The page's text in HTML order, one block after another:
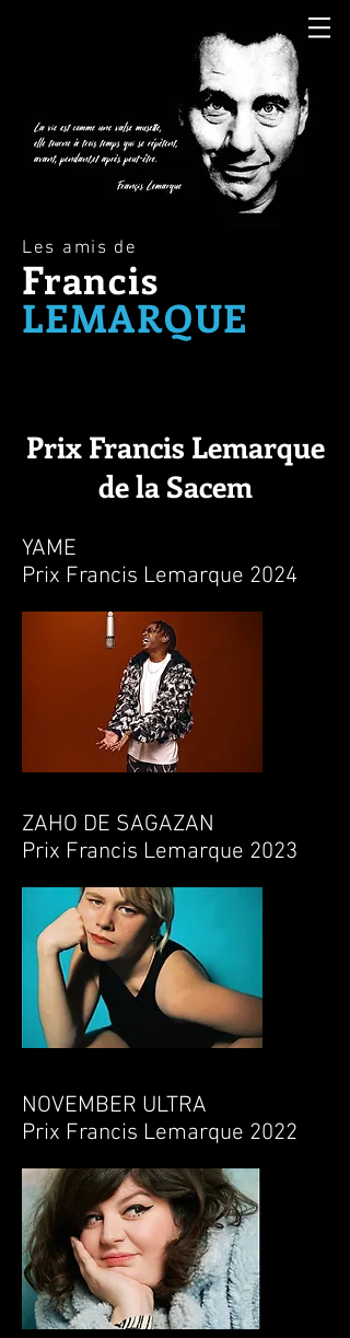
Les amis de
Francis
LEMARQUE
Prix Francis Lemarque
de la Sacem
YAME
Prix Francis Lemarque 2024
ZAHO DE SAGAZAN
Prix Francis Lemarque 2023
NOVEMBER ULTRA
Prix Francis Lemarque 2022